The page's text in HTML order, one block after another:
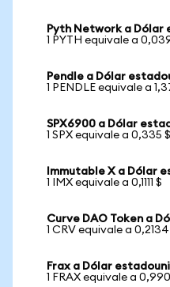
Pyth Network a Dólar
1 PYTH equivale a
Pendle a Dólar
1 PENDLE equivale a
SPX6900 a Dólar
1 SPX equivale a 0,335 $
Immutable X a Dólar
1 IMX equivale a 0,1111 $
Curve DAO Token a
1 CRV equivale a 0,2134
Frax a Dólar
1 FRAX equivale a